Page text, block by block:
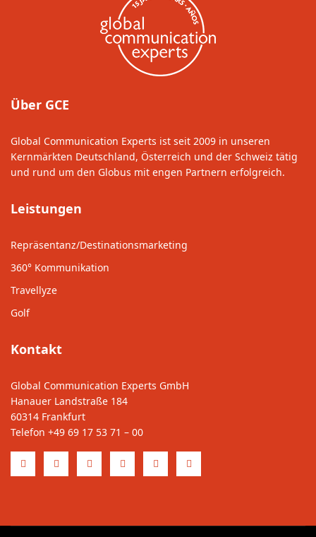
Über GCE
Global Communication Experts ist seit 2009 in unseren
Kernmärkten Deutschland, Österreich und der Schweiz tätig
und rund um den Globus mit engen Partnern erfolgreich.
Leistungen
Repräsentanz/Destinationsmarketing
360° Kommunikation
Travellyze
Golf
Kontakt
Global Communication Experts GmbH
Hanauer Landstraße 184
60314 Frankfurt
Telefon +49 69 17 53 71 – 00